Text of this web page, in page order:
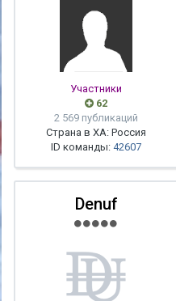
Участники
62
2 569 публикаций
Страна в ХА: Россия
ID команды: 42607
Denuf